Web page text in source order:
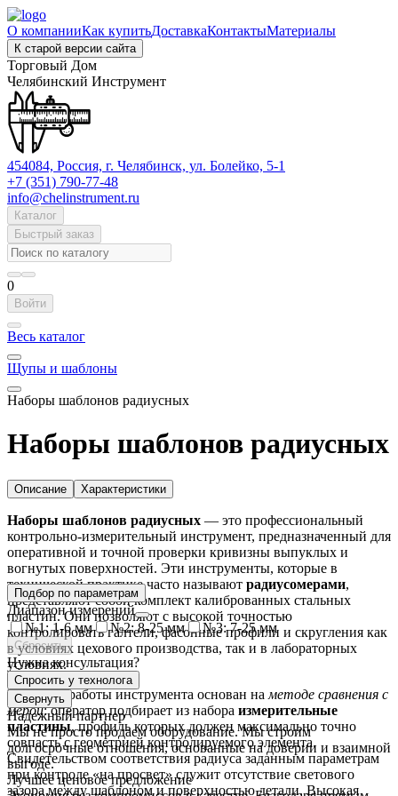
О компанииКак купитьДоставкаКонтактыМатериалы
К старой версии сайта
Торговый Дом
Челябинский Инструмент
454084, Россия, г. Челябинск, ул. Болейко, 5-1
+7 (351) 790-77-48
info@chelinstrument.ru
Каталог
Быстрый заказ
0
Войти
Весь каталог
Щупы и шаблоны
Наборы шаблонов радиусных
Наборы шаблонов радиусных
Описание Характеристики
Наборы шаблонов радиусных — это профессиональный
контрольно-измерительный инструмент, предназначенный для
оперативной и точной проверки кривизны выпуклых и
вогнутых поверхностей. Эти инструменты, которые в
технической практике часто называют радиусомерами,
представляют собой комплект калиброванных стальных
пластин. Они позволяют с высокой точностью
контролировать галтели, фасонные профили и скругления как
в условиях цехового производства, так и в лабораторных
условиях.
Принцип работы инструмента основан на методе сравнения с
мерой: оператор подбирает из набора измерительные
пластины, профиль которых должен максимально точно
совпасть с геометрией контролируемого элемента.
Свидетельством соответствия радиуса заданным параметрам
при контроле «на просвет» служит отсутствие светового
зазора между шаблоном и поверхностью детали. Высокая
Подбор по параметрам
Диапазон измерений
№1: 1-6 мм
№2: 8-25 мм №3: 7-25 мм
Сбросить
Нужна консультация?
Спросить у технолога
Свернуть
Надежный партнер
Мы не просто продаем оборудование. Мы строим
долгосрочные отношения, основанные на доверии и взаимной
выгоде.
Лучшее ценовое предложение